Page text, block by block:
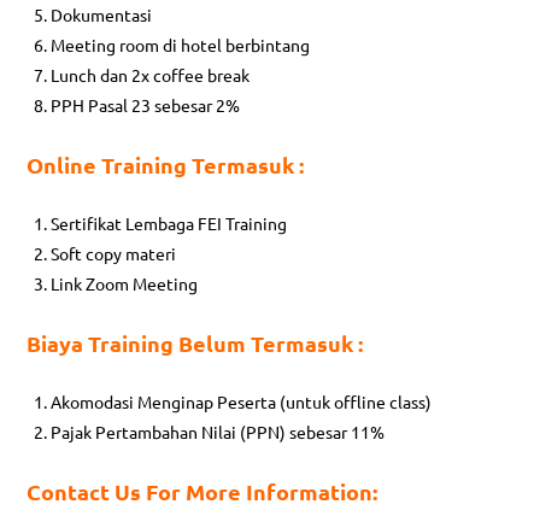
Dokumentasi
Meeting room di hotel berbintang
Lunch dan 2x coffee break
PPH Pasal 23 sebesar 2%
Online Training Termasuk :
Sertifikat Lembaga FEI Training
Soft copy materi
Link Zoom Meeting
Biaya Training Belum Termasuk :
Akomodasi Menginap Peserta (untuk offline class)
Pajak Pertambahan Nilai (PPN) sebesar 11%
Contact Us For More Information: